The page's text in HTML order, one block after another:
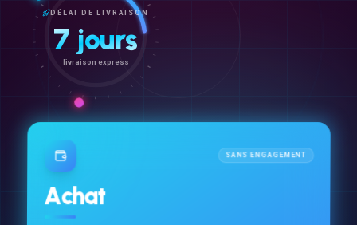
DÉLAI DE LIVRAISON
7 jours
livraison express
SANS ENGAGEMENT
Achat